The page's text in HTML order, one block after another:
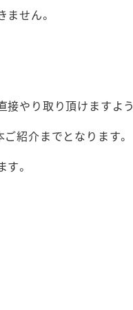
せん。
接やり取り頂けますよう
紹介までとなります。
。